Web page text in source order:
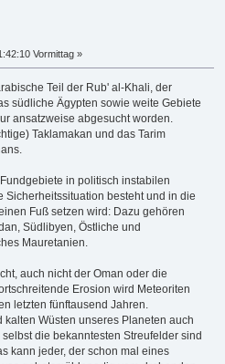
Vormittag »
Teil der Rub' al-Khali, der
südliche Ägypten sowie weite Gebiete
ansatzweise abgesucht worden.
Taklamakan und das Tarim
in politisch instabilen
besteht und in die
Fuß setzen wird: Dazu gehören
Südlibyen, Östliche und
Mauretanien.
auch nicht der Oman oder die
Erosion wird Meteoriten
letzten fünftausend Jahren.
Wüsten unseres Planeten auch
die bekanntesten Streufelder sind
kann jeder, der schon mal eines